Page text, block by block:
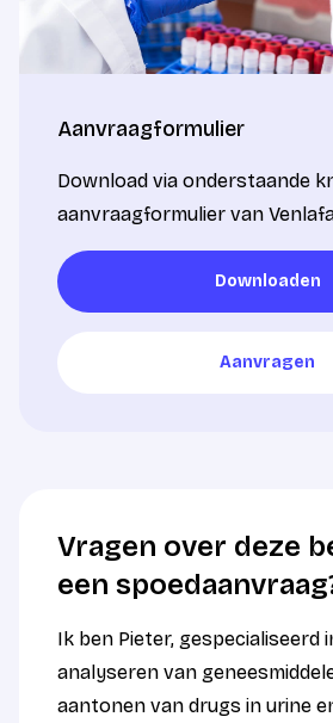
Aanvraagformulier
Download via onderstaande
aanvraagformulier van
Downloaden
Aanvragen
Vragen over deze
een
Ik ben Pieter, gespecialiseerd
analyseren van
aantonen van drugs in urine